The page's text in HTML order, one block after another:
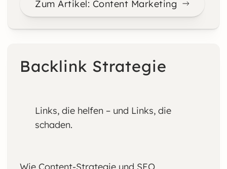
Zum Artikel: Content Marketing
Backlink Strategie
Links, die helfen – und Links, die
schaden.